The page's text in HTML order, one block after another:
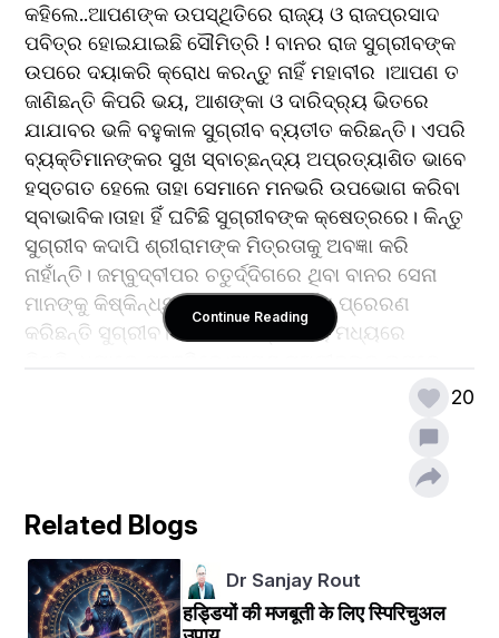
କହିଲେ..ଆପଣଙ୍କ ଉପସ୍ଥିତିରେ ରାଜ୍ୟ ଓ ରାଜପ୍ରସାଦ
ପବିତ୍ର ହୋଇଯାଇଛି ସୌମିତ୍ରି ! ବାନର ରାଜ ସୁଗ୍ରୀବଙ୍କ
ଉପରେ ଦୟାକରି କ୍ରୋଧ କରନ୍ତୁ ନାହିଁ ମହାବୀର ।ଆପଣ ତ
ଜାଣିଛନ୍ତି କିପରି ଭୟ, ଆଶଙ୍କା ଓ ଦାରିଦ୍ର୍ୟ ଭିତରେ
ଯାଯାବର ଭଳି ବହୁକାଳ ସୁଗ୍ରୀବ ବ୍ୟତୀତ କରିଛନ୍ତି। ଏପରି
ବ୍ୟକ୍ତିମାନଙ୍କର ସୁଖ ସ୍ବାଚ୍ଛନ୍ଦ୍ୟ ଅପ୍ରତ୍ୟାଶିତ ଭାବେ
ହସ୍ତଗତ ହେଲେ ତାହା ସେମାନେ ମନଭରି ଉପଭୋଗ କରିବା
ସ୍ବାଭାବିକ।ତାହା ହିଁ ଘଟିଛି ସୁଗ୍ରୀବଙ୍କ କ୍ଷେତ୍ରରେ। କିନ୍ତୁ
ସୁଗ୍ରୀବ କଦାପି ଶ୍ରୀରାମଙ୍କ ମିତ୍ରତାକୁ ଅବଜ୍ଞା କରି
ନାହାଁନ୍ତି। ଜମ୍ବୁଦ୍ବୀପର ଚତୁର୍ଦ୍ଦିଗରେ ଥିବା ବାନର ସେନା
ମାନଙ୍କୁ କିଷ୍କିନ୍ଧ୍ୟା ଆସିବା ପାଇଁ ବାର୍ତ୍ତା ପ୍ରେରଣ
କରିଛନ୍ତି ସୁଗ୍ରୀବ।ସେମାନେ ଅଳ୍ପସମୟ ମଧ୍ୟରେ
ଯୋଡହସ୍ତରେ ସୁଗ୍ରୀବ କହିଲେ.. ମିତ୍ର ଶ୍ରୀରାମଙ୍କ
ହୃଦୟରେ କ୍ଷମା କରନ୍ତୁ ଭ୍ରାତା ଲକ୍ଷ୍ମଣ। ଯେଉଁ ରାଜପଦ
ଓ ସୁଖସ୍ବାଚ୍ଛନ୍ଦ୍ୟର ମୁଁ ଆଜି ଅଧିକାରୀ ତାହା ମିତ୍ର
ଶ୍ରୀରାମଙ୍କ ଯୋଗୁଁ ସମ୍ଭବ ହୋଇ ପାରିଛି।ତାଙ୍କୁ କିପରି ମୁଁ
ଭୁଲିଯିବି ?ରାବଣର ଲଙ୍କାଗଡକୁ ଏକାକୀ ଅଵଲୀଳାକ୍ରମେ
Continue Reading
20
Related Blogs
Dr Sanjay Rout
हड्डियों की मजबूती के लिए स्पिरिचुअल